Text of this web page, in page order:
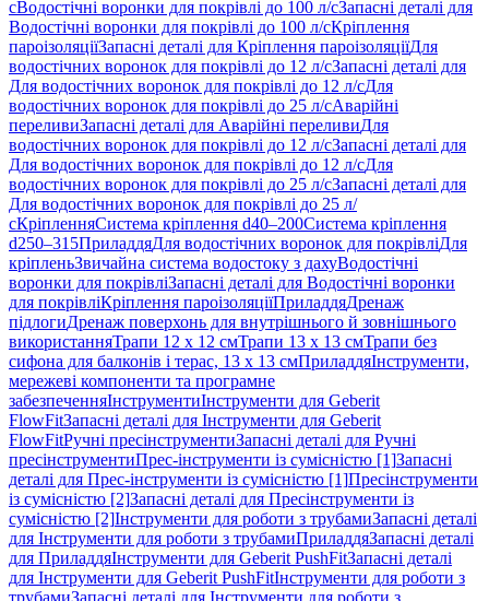
сВодостічні воронки для покрівлі до 100 л/сЗапасні деталі для
Водостічні воронки для покрівлі до 100 л/сКріплення
пароізоляціїЗапасні деталі для Кріплення пароізоляціїДля
водостічних воронок для покрівлі до 12 л/сЗапасні деталі для
Для водостічних воронок для покрівлі до 12 л/сДля
водостічних воронок для покрівлі до 25 л/сАварійні
переливиЗапасні деталі для Аварійні переливиДля
водостічних воронок для покрівлі до 12 л/сЗапасні деталі для
Для водостічних воронок для покрівлі до 12 л/сДля
водостічних воронок для покрівлі до 25 л/сЗапасні деталі для
Для водостічних воронок для покрівлі до 25 л/
сКріпленняСистема кріплення d40–200Система кріплення
d250–315ПриладдяДля водостічних воронок для покрівліДля
кріпленьЗвичайна система водостоку з дахуВодостічні
воронки для покрівліЗапасні деталі для Водостічні воронки
для покрівліКріплення пароізоляціїПриладдяДренаж
підлогиДренаж поверхонь для внутрішнього й зовнішнього
використанняТрапи 12 x 12 смТрапи 13 x 13 смТрапи без
сифона для балконів і терас, 13 x 13 смПриладдяІнструменти,
мережеві компоненти та програмне
забезпеченняІнструментиІнструменти для Geberit
FlowFitЗапасні деталі для Інструменти для Geberit
FlowFitРучні пресінструментиЗапасні деталі для Ручні
пресінструментиПрес-інструменти із сумісністю [1]Запасні
деталі для Прес-інструменти із сумісністю [1]Пресінструменти
із сумісністю [2]Запасні деталі для Пресінструменти із
сумісністю [2]Інструменти для роботи з трубамиЗапасні деталі
для Інструменти для роботи з трубамиПриладдяЗапасні деталі
для ПриладдяІнструменти для Geberit PushFitЗапасні деталі
для Інструменти для Geberit PushFitІнструменти для роботи з
трубамиЗапасні деталі для Інструменти для роботи з